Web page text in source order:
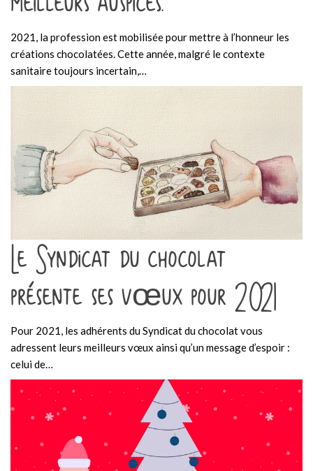
2021, la profession est mobilisée pour mettre à l’honneur les
créations chocolatées. Cette année, malgré le contexte
sanitaire toujours incertain,…
Le Syndicat du chocolat
présente ses vœux pour 2021
Pour 2021, les adhérents du Syndicat du chocolat vous
adressent leurs meilleurs vœux ainsi qu’un message d’espoir :
celui de…